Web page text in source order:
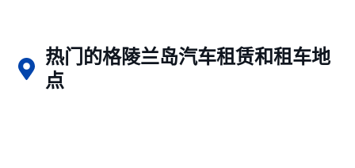
热门的格陵兰岛汽车租赁和租车地
点